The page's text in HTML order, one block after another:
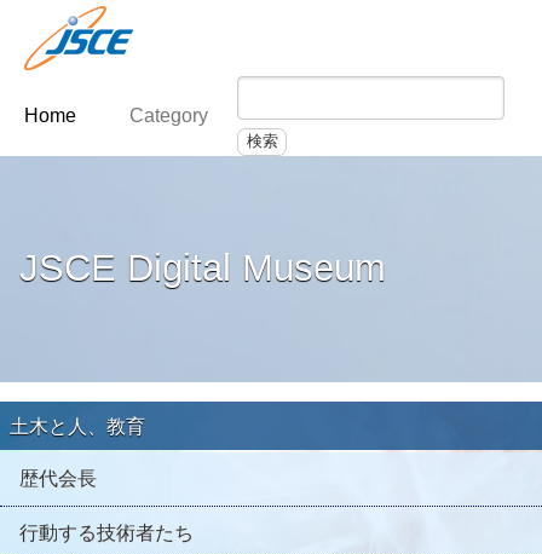
Home Category
JSCE Digital Museum
土木と人、教育
歴代会長
行動する技術者たち